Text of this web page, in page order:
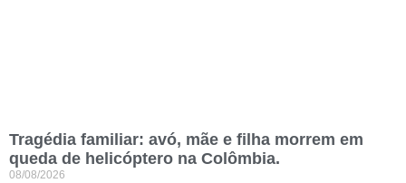
Tragédia familiar: avó, mãe e filha morrem em
queda de helicóptero na Colômbia.
08/08/2026